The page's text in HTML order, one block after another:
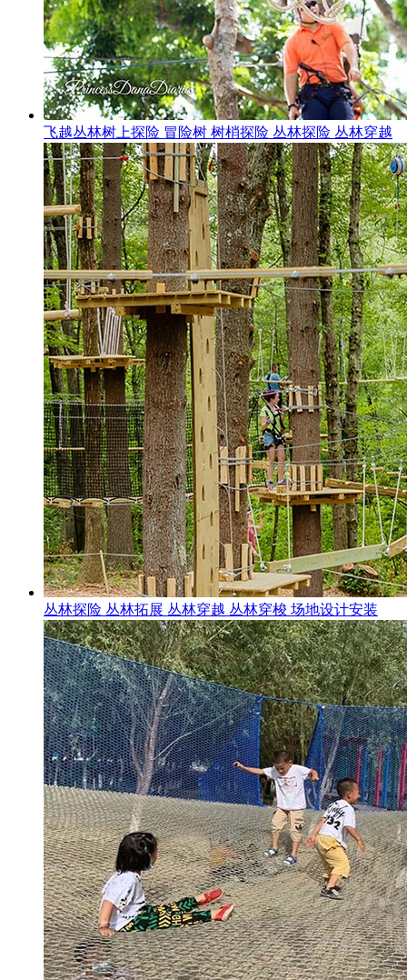
飞越丛林树上探险 冒险树 树梢探险 丛林探险 丛林穿越
丛林探险 丛林拓展 丛林穿越 丛林穿梭 场地设计安装